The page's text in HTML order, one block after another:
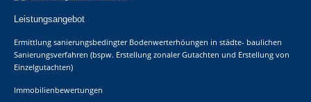
Leistungsangebot
Ermittlung sanierungsbedingter Bodenwerterhöungen in städte- baulichen
Sanierungsverfahren (bspw. Erstellung zonaler Gutachten und Erstellung von
Einzelgutachten)
Immobilienbewertungen